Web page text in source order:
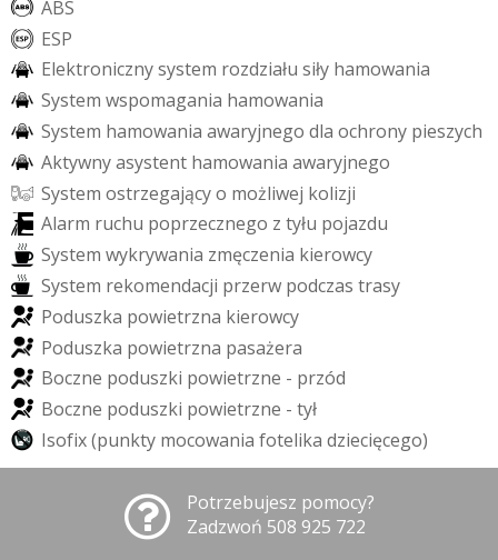
ABS
ESP
Elektronicznysystem rozdziału siły hamowania
System wspomagania hamowania
System hamowania awaryjnego dla ochrony pieszych
Aktywnyasystent hamowania awaryjnego
System ostrzegającyo możliwej kolizji
Alarm ruchu poprzecznego z tyłu pojazdu
System wykrywania zmęczenia kierowcy
System rekomendacji przerw podczas trasy
Poduszka powietrzna kierowcy
Poduszka powietrzna pasażera
Boczne poduszki powietrzne - przód
Boczne poduszki powietrzne - tył
Isofix(punkty mocowania fotelika dziecięcego)
Potrzebujesz pomocy?
Zadzwoń 508 925 722